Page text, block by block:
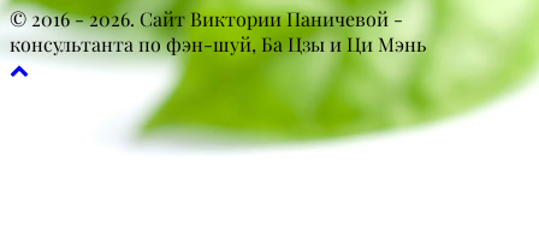
© 2016 - 2026. Сайт Виктории Паничевой -
консультанта по фэн-шуй, Ба Цзы и Ци Мэнь